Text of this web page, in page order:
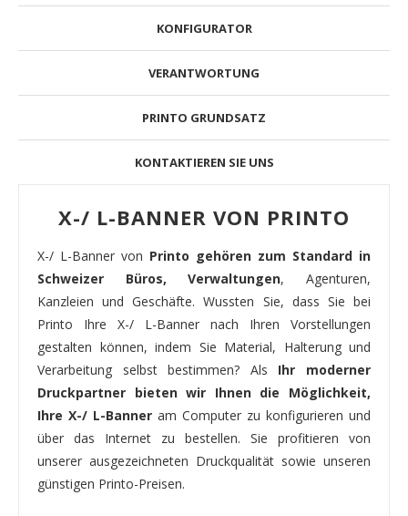
KONFIGURATOR
VERANTWORTUNG
PRINTO GRUNDSATZ
KONTAKTIEREN SIE UNS
X-/ L-BANNER VON PRINTO
X-/ L-Banner von Printo gehören zum Standard in
Schweizer Büros, Verwaltungen, Agenturen,
Kanzleien und Geschäfte. Wussten Sie, dass Sie bei
Printo Ihre X-/ L-Banner nach Ihren Vorstellungen
gestalten können, indem Sie Material, Halterung und
Verarbeitung selbst bestimmen? Als Ihr moderner
Druckpartner bieten wir Ihnen die Möglichkeit,
Ihre X-/ L-Banner am Computer zu konfigurieren und
über das Internet zu bestellen. Sie profitieren von
unserer ausgezeichneten Druckqualität sowie unseren
günstigen Printo-Preisen.